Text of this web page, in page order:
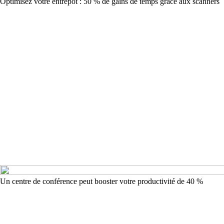
Un centre de conférence peut booster votre productivité de 40 %